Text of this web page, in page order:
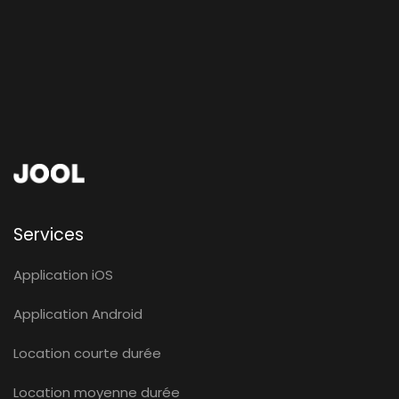
Services
Application iOS
Application Android
Location courte durée
Location moyenne durée